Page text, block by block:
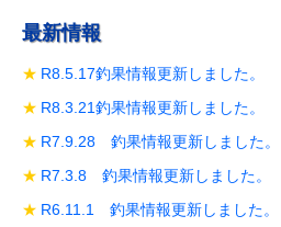
最新情報
R8.5.17釣果情報更新しました。
R8.3.21釣果情報更新しました。
R7.9.28 釣果情報更新しました。
R7.3.8 釣果情報更新しました。
R6.11.1 釣果情報更新しました。